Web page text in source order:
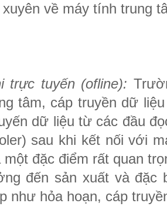
về máy tính trung
trực tuyến (ofline):
tâm, cáp truyền dữ
dữ liệu từ các đầu
sau khi kết nối với
đặc điểm rất quan
đến sản xuất và đặc
như hỏa hoạn, cáp